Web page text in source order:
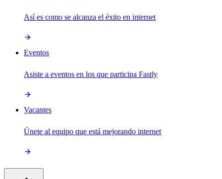
Así es como se alcanza el éxito en internet
Eventos
Asiste a eventos en los que participa Fastly
Vacantes
Únete al equipo que está mejorando internet